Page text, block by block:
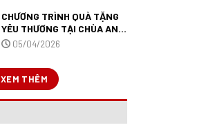
BIÊN.
CHƯƠNG TRÌNH QUÀ TẶNG
YÊU THƯƠNG TẠI CHÙA AN
LẠC – ĐÀ LẠT.
05/04/2026
XEM THÊM